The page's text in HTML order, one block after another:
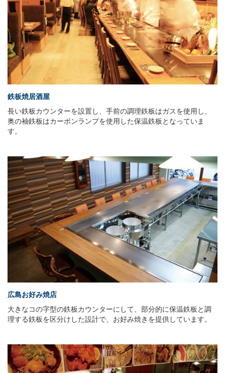
鉄板焼居酒屋
長い鉄板カウンターを設置し、手前の調理鉄板はガスを使用し、
奥の袖鉄板はカーボンランプを使用した保温鉄板となっていま
す。
広島お好み焼店
大きなコの字型の鉄板カウンターにして、部分的に保温鉄板と調
理する鉄板を区分けした設計で、お好み焼きを提供しています。